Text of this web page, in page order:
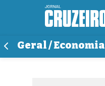
Geral / Economia